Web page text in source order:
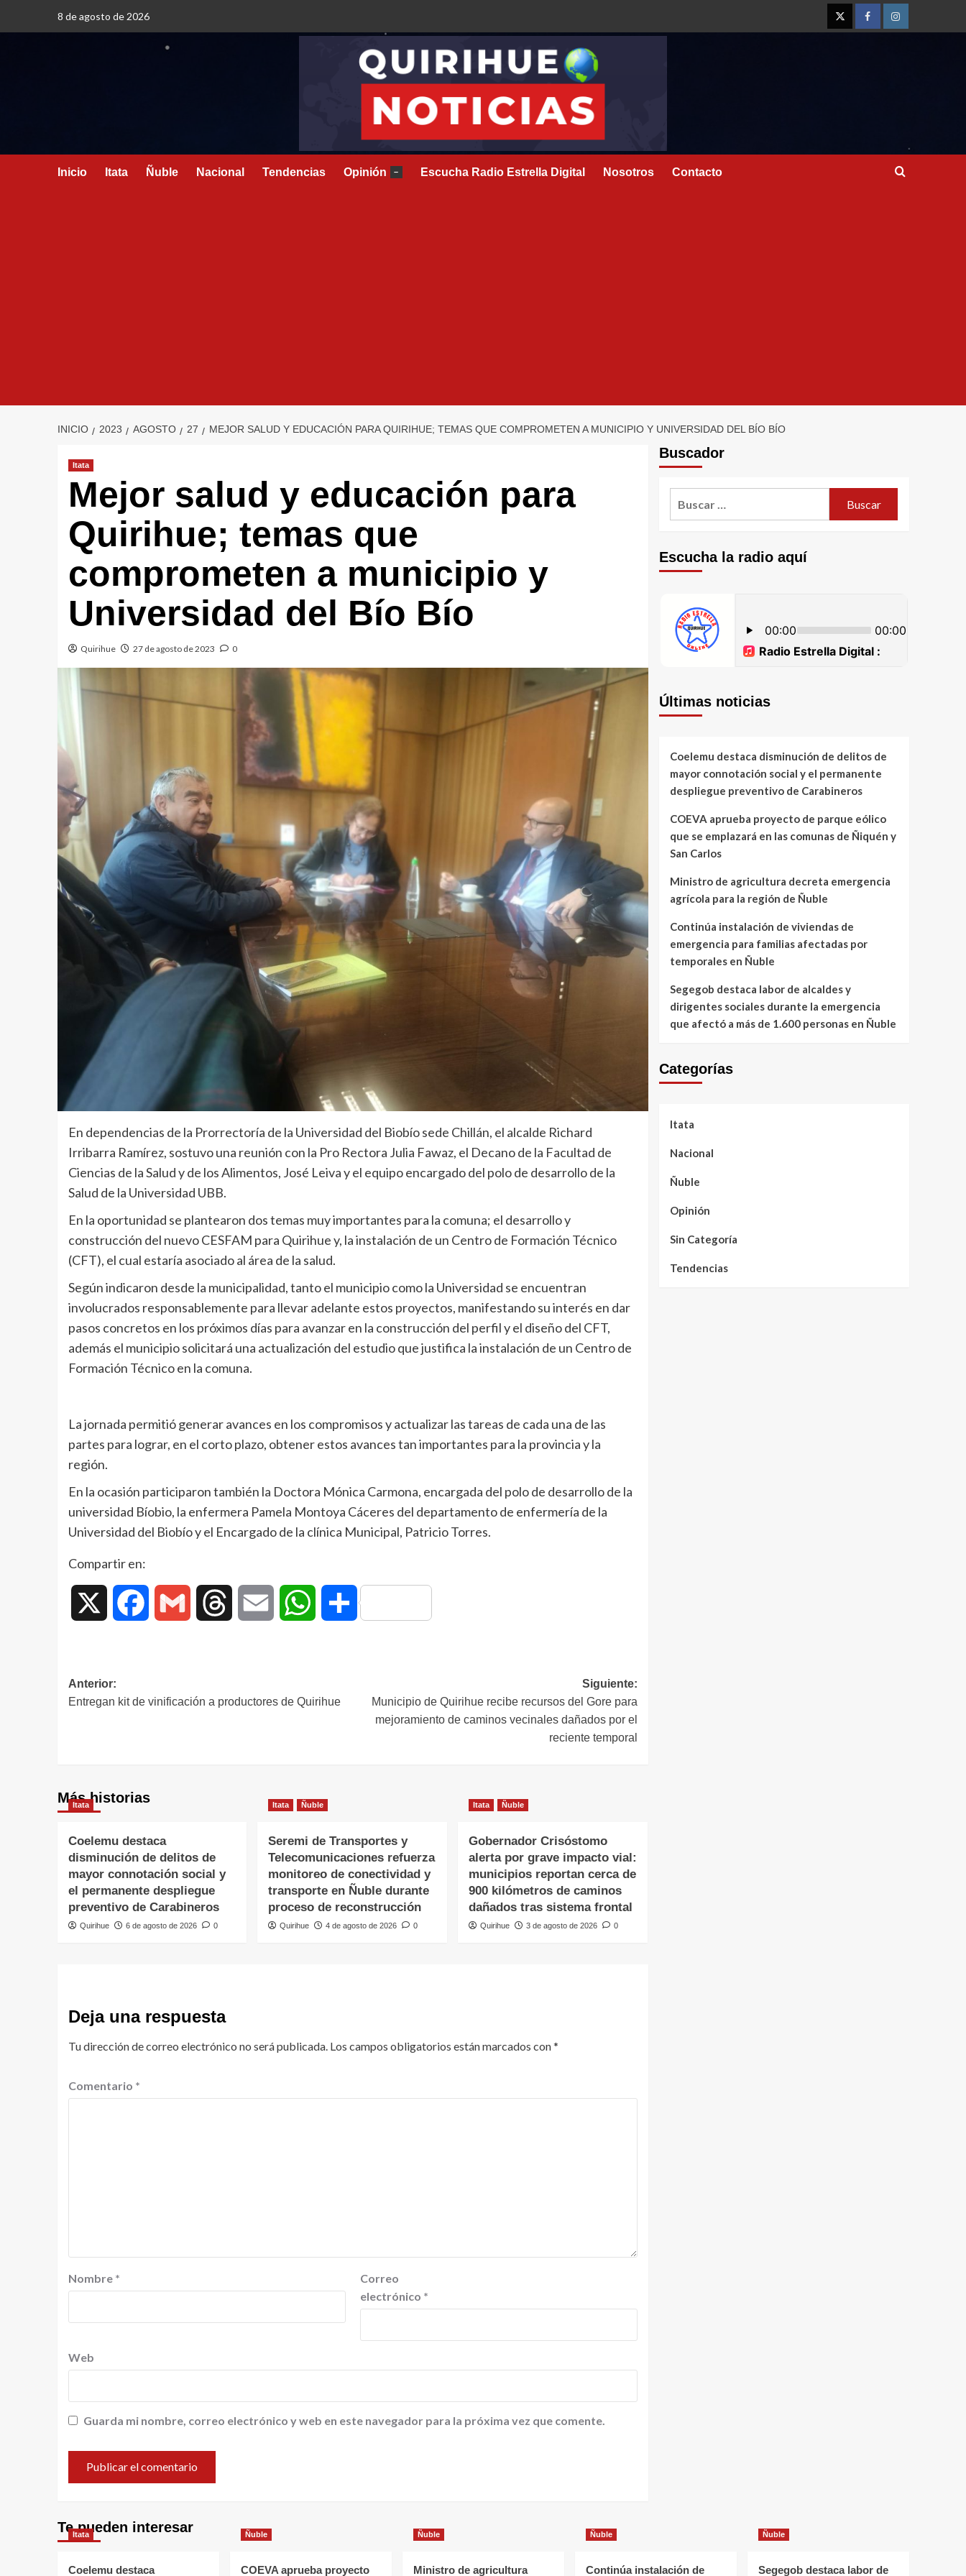
8 de agosto de 2026
Inicio Itata Ñuble Nacional Tendencias Opinión – Escucha Radio Estrella Digital Nosotros Contacto
INICIO 2023 AGOSTO 27 MEJOR SALUD Y EDUCACIÓN PARA QUIRIHUE; TEMAS QUE COMPROMETEN A MUNICIPIO Y UNIVERSIDAD DEL BÍO BÍO
Itata
Mejor salud y educación para
Quirihue; temas que
comprometen a municipio y
Universidad del Bío Bío
Quirihue 27 de agosto de 2023 0
En dependencias de la Prorrectoría de la Universidad del Biobío sede Chillán, el alcalde Richard
Irribarra Ramírez, sostuvo una reunión con la Pro Rectora Julia Fawaz, el Decano de la Facultad de
Ciencias de la Salud y de los Alimentos, José Leiva y el equipo encargado del polo de desarrollo de la
Salud de la Universidad UBB.
En la oportunidad se plantearon dos temas muy importantes para la comuna; el desarrollo y
construcción del nuevo CESFAM para Quirihue y, la instalación de un Centro de Formación Técnico
(CFT), el cual estaría asociado al área de la salud.
Según indicaron desde la municipalidad, tanto el municipio como la Universidad se encuentran
involucrados responsablemente para llevar adelante estos proyectos, manifestando su interés en dar
pasos concretos en los próximos días para avanzar en la construcción del perfil y el diseño del CFT,
además el municipio solicitará una actualización del estudio que justifica la instalación de un Centro de
Formación Técnico en la comuna.
La jornada permitió generar avances en los compromisos y actualizar las tareas de cada una de las
partes para lograr, en el corto plazo, obtener estos avances tan importantes para la provincia y la
región.
En la ocasión participaron también la Doctora Mónica Carmona, encargada del polo de desarrollo de la
universidad Bíobio, la enfermera Pamela Montoya Cáceres del departamento de enfermería de la
Universidad del Biobío y el Encargado de la clínica Municipal, Patricio Torres.
Compartir en:
Facebook Gmail Threads Email WhatsAppCompartir
Anterior:
Entregan kit de vinificación a productores de Quirihue
Siguiente:
Municipio de Quirihue recibe recursos del Gore para
mejoramiento de caminos vecinales dañados por el
reciente temporal
Más historias
Itata
Coelemu destaca
disminución de delitos de
mayor connotación social y
el permanente despliegue
preventivo de Carabineros
Quirihue 6 de agosto de 2026 0
Itata Ñuble
Seremi de Transportes y
Telecomunicaciones refuerza
monitoreo de conectividad y
transporte en Ñuble durante
proceso de reconstrucción
Quirihue 4 de agosto de 2026 0
Itata Ñuble
Gobernador Crisóstomo
alerta por grave impacto vial:
municipios reportan cerca de
900 kilómetros de caminos
dañados tras sistema frontal
Quirihue 3 de agosto de 2026 0
Deja una respuesta
Tu dirección de correo electrónico no será publicada. Los campos obligatorios están marcados con*
Comentario *
Nombre *
Correo
electrónico *
Web
Guarda mi nombre, correo electrónico y web en este navegador para la próxima vez que comente.
Buscador
Escucha la radio aquí
Últimas noticias
Coelemu destaca disminución de delitos de
mayor connotación social y el permanente
despliegue preventivo de Carabineros
COEVA aprueba proyecto de parque eólico
que se emplazará en las comunas de Ñiquén y
San Carlos
Ministro de agricultura decreta emergencia
agrícola para la región de Ñuble
Continúa instalación de viviendas de
emergencia para familias afectadas por
temporales en Ñuble
Segegob destaca labor de alcaldes y
dirigentes sociales durante la emergencia
que afectó a más de 1.600 personas en Ñuble
Categorías
Itata
Nacional
Ñuble
Opinión
Sin Categoría
Tendencias
Te pueden interesar
Itata
Coelemu destaca
Ñuble
COEVA aprueba proyecto
Ñuble
Ministro de agricultura
Ñuble
Continúa instalación de
Ñuble
Segegob destaca labor de